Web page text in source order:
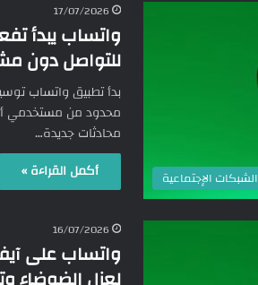
الشبكات الإجتماعية
17/07/2026
واتساب يبدأ
للتواصل دون
بدأ تطبيق واتساب
محدود من مستخدمي
محادثات جديدة…
أكمل القراءة »
16/07/2026
واتساب على